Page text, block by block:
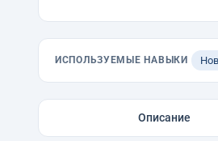
ИСПОЛЬЗУЕМЫЕ НАВЫКИ
Описание